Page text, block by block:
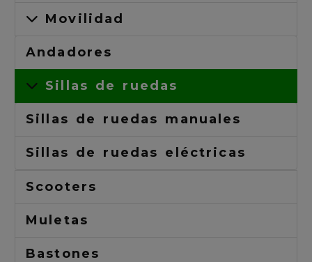
Movilidad
Andadores
Sillas de ruedas
Sillas de ruedas manuales
Sillas de ruedas eléctricas
Scooters
Muletas
Bastones